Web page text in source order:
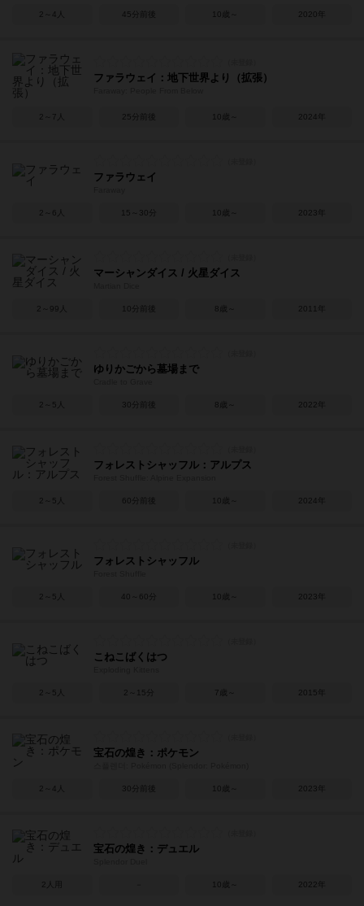
2～4人 45分前後 10歳～ 2020年
ファラウェイ：地下世界より（拡張）
2～7人 25分前後 10歳～ 2024年
ファラウェイ
2～6人 15～30分 10歳～ 2023年
マーシャンダイス / 火星ダイス
2～99人 10分前後 8歳～ 2011年
ゆりかごから墓場まで
2～5人 30分前後 8歳～ 2022年
フォレストシャッフル：アルプス
2～5人 60分前後 10歳～ 2024年
フォレストシャッフル
2～5人 40～60分 10歳～ 2023年
こねこばくはつ
2～5人 2～15分 7歳～ 2015年
宝石の煌き：ポケモン
2～4人 30分前後 10歳～ 2023年
宝石の煌き：デュエル
2人用 10歳～ 2022年